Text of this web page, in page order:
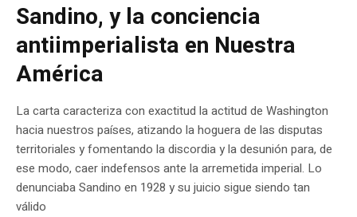
Sandino, y la conciencia
antiimperialista en Nuestra
América
La carta caracteriza con exactitud la actitud de Washington
hacia nuestros países, atizando la hoguera de las disputas
territoriales y fomentando la discordia y la desunión para, de
ese modo, caer indefensos ante la arremetida imperial. Lo
denunciaba Sandino en 1928 y su juicio sigue siendo tan
válido